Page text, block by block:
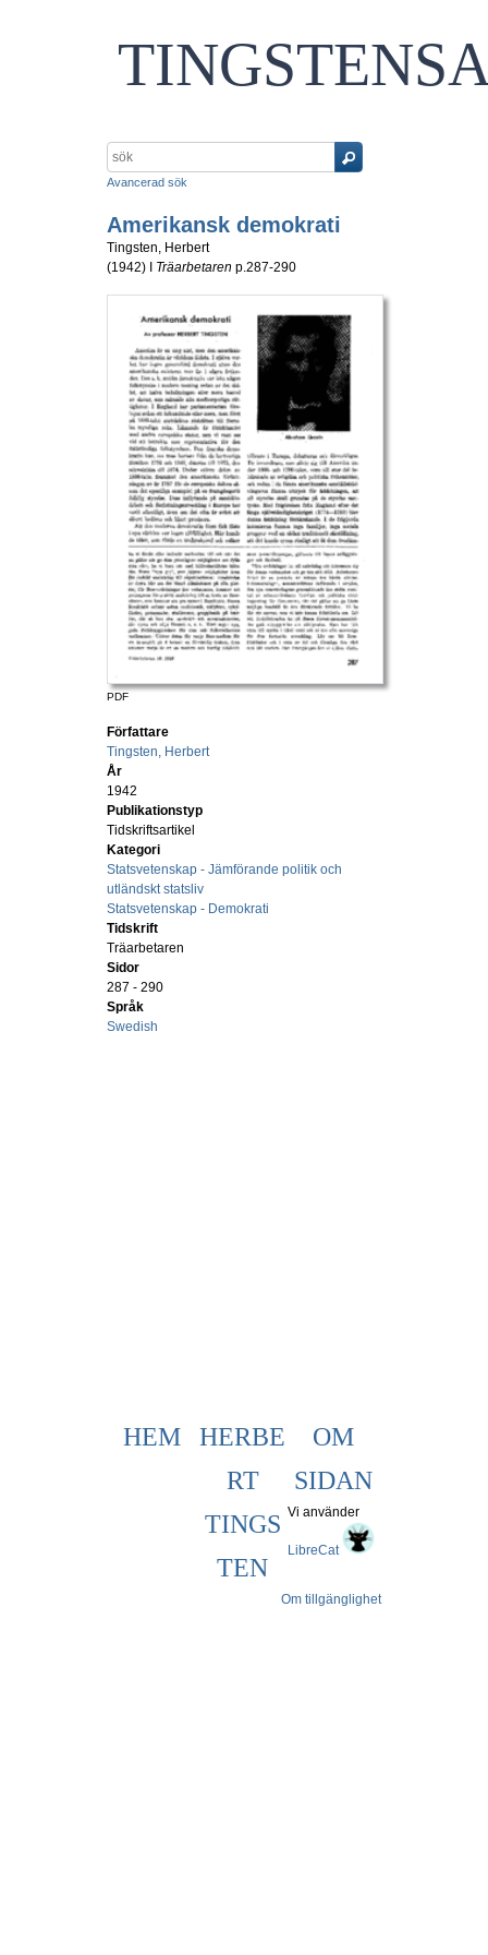
Avancerad sök
Amerikansk demokrati
Tingsten, Herbert
(1942) I Träarbetaren p.287-290
PDF
Författare
Tingsten, Herbert
År
1942
Publikationstyp
Tidskriftsartikel
Kategori
Statsvetenskap - Jämförande politik och
utländskt statsliv
Statsvetenskap - Demokrati
Tidskrift
Träarbetaren
Sidor
287 - 290
Språk
Swedish
HEM
HERBE
RT
TINGS
TEN
OM
SIDAN
Om tillgänglighet
Vi använder
LibreCat